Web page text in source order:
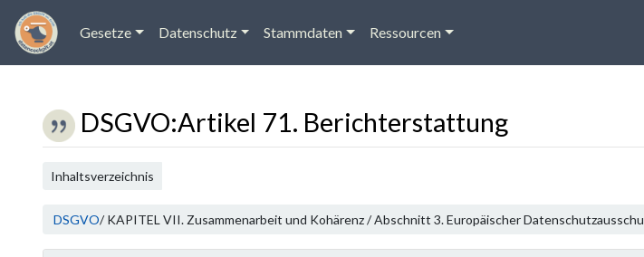
Gesetze Datenschutz Stammdaten Ressourcen
DSGVO:Artikel 71. Berichterstattung
Wechseln zu:Navigation
Inhaltsverzeichnis
DSGVO/ KAPITEL VII. Zusammenarbeit und Kohärenz / Abschnitt 3. Europäischer